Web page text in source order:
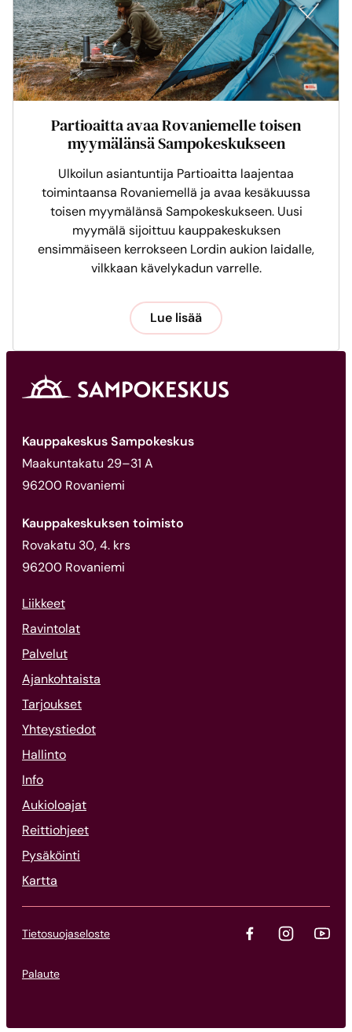
Partioaitta avaa Rovaniemelle toisen
myymälänsä Sampokeskukseen
Ulkoilun asiantuntija Partioaitta laajentaa
toimintaansa Rovaniemellä ja avaa kesäkuussa
toisen myymälänsä Sampokeskukseen. Uusi
myymälä sijoittuu kauppakeskuksen
ensimmäiseen kerrokseen Lordin aukion laidalle,
vilkkaan kävelykadun varrelle.
Lue lisää
Kauppakeskus Sampokeskus
Maakuntakatu 29–31 A
96200 Rovaniemi
Kauppakeskuksen toimisto
Rovakatu 30, 4. krs
96200 Rovaniemi
Liikkeet
Ravintolat
Palvelut
Ajankohtaista
Tarjoukset
Yhteystiedot
Hallinto
Info
Aukioloajat
Reittiohjeet
Pysäköinti
Kartta
Tietosuojaseloste
Palaute